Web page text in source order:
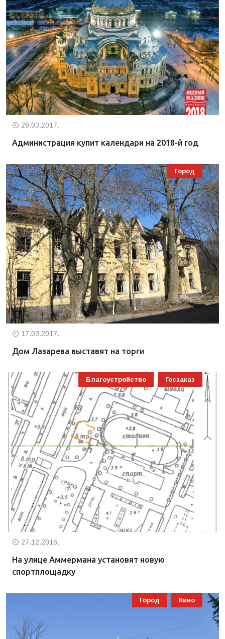
29.03.2017.
Администрация купит календари на 2018-й год
Город
17.03.2017.
Дом Лазарева выставят на торги
Благоустройство Госзаказ
27.12.2016.
На улице Аммермана установят новую
спортплощадку
Город Кино